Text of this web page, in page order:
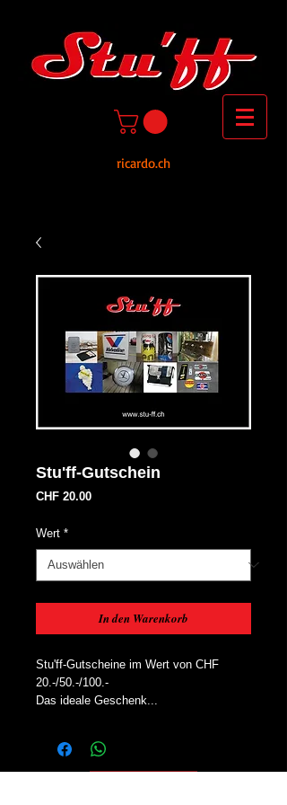
ricardo.ch
Stu'ff-Gutschein
CHF 20.00Preis
Wert *
In den Warenkorb
Stu'ff-Gutscheine im Wert von CHF
20.-/50.-/100.-
Das ideale Geschenk...